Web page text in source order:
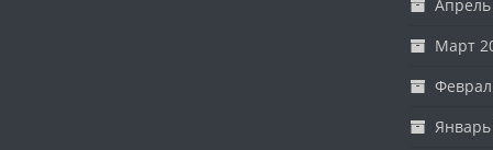
Март